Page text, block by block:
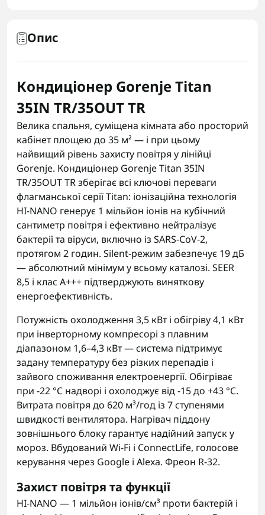
Опис
Кондиціонер Gorenje Titan
35IN TR/35OUT TR
Велика спальня, суміщена кімната або просторий
кабінет площею до 35 м² — і при цьому
найвищий рівень захисту повітря у лінійці
Gorenje. Кондиціонер Gorenje Titan 35IN
TR/35OUT TR зберігає всі ключові переваги
флагманської серії Titan: іонізаційна технологія
HI-NANO генерує 1 мільйон іонів на кубічний
сантиметр повітря і ефективно нейтралізує
бактерії та віруси, включно із SARS-CoV-2,
протягом 2 годин. Silent-режим забезпечує 19 дБ
— абсолютний мінімум у всьому каталозі. SEER
8,5 і клас A+++ підтверджують виняткову
енергоефективність.
Потужність охолодження 3,5 кВт і обігріву 4,1 кВт
при інверторному компресорі з плавним
діапазоном 1,6–4,3 кВт — система підтримує
задану температуру без різких перепадів і
зайвого споживання електроенергії. Обігріває
при -22 °C надворі і охолоджує від -15 до +43 °C.
Витрата повітря до 620 м³/год із 7 ступенями
швидкості вентилятора. Нагрівач піддону
зовнішнього блоку гарантує надійний запуск у
мороз. Вбудований Wi-Fi і ConnectLife, голосове
керування через Google і Alexa. Фреон R-32.
Захист повітря та функції
HI-NANO — 1 мільйон іонів/см³ проти бактерій і